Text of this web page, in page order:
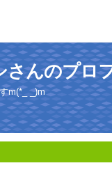
さんのプロ
m(*_ _)m